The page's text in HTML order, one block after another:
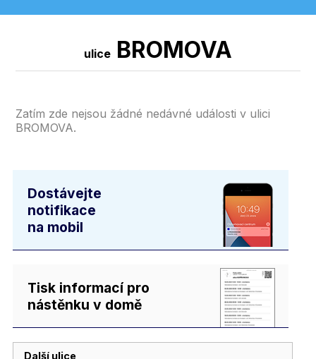
ulice BROMOVA
Zatím zde nejsou žádné nedávné události v ulici
BROMOVA.
Dostávejte
notifikace
na mobil
Tisk informací pro
nástěnku v domě
Další ulice